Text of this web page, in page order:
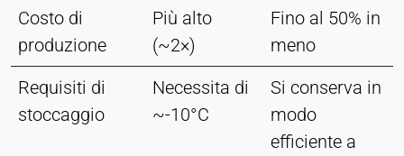
Costo di
produzione
Più alto
(~2×)
Fino al 50% in
meno
Requisiti di
stoccaggio
Necessita di
~-10°C
Si conserva in
modo
efficiente a